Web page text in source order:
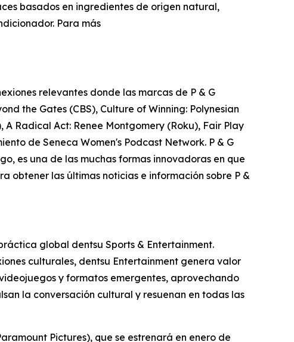
basados en ingredientes de origen natural,
Para más
relevantes donde las marcas de P & G
the Gates (CBS), Culture of Winning: Polynesian
Radical Act: Renee Montgomery (Roku), Fair Play
de Seneca Women's Podcast Network. P & G
es una de las muchas formas innovadoras en que
obtener las últimas noticias e información sobre P &
global dentsu Sports & Entertainment.
culturales, dentsu Entertainment genera valor
y formatos emergentes, aprovechando
la conversación cultural y resuenan en todas las
Pictures), que se estrenará en enero de